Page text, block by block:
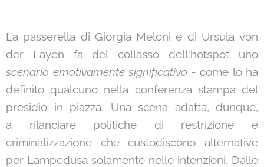
La passerella di Giorgia Meloni e di Ursula von
der Layen fa del collasso dell'hotspot uno
scenario emotivamente significativo - come lo ha
definito qualcuno nella conferenza stampa del
presidio in piazza. Una scena adatta, dunque,
a rilanciare politiche di restrizione e
criminalizzazione che custodiscono alternative
per Lampedusa solamente nelle intenzioni. Dalle